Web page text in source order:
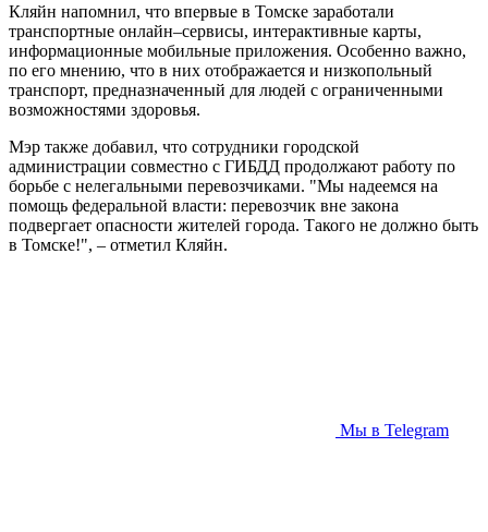
Кляйн напомнил, что впервые в Томске заработали
транспортные онлайн–сервисы, интерактивные карты,
информационные мобильные приложения. Особенно важно,
по его мнению, что в них отображается и низкопольный
транспорт, предназначенный для людей с ограниченными
возможностями здоровья.
Мэр также добавил, что сотрудники городской
администрации совместно с ГИБДД продолжают работу по
борьбе с нелегальными перевозчиками. "Мы надеемся на
помощь федеральной власти: перевозчик вне закона
подвергает опасности жителей города. Такого не должно быть
в Томске!", – отметил Кляйн.
Мы в Telegram